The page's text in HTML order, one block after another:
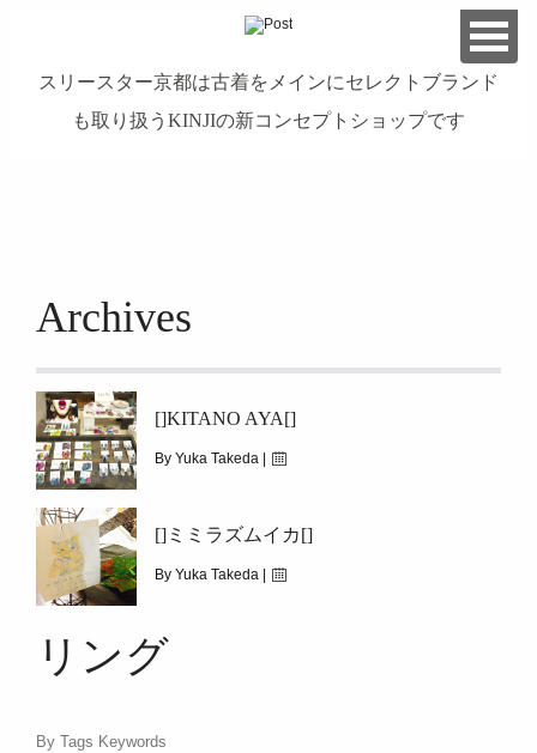
スリースター京都は古着をメインにセレクトブランド
も取り扱うKINJIの新コンセプトショップです
Archives
[]KITANO AYA[]
By Yuka Takeda |
|
10116
[]kitano Aya[]
[]ミミラズムイカ[]
By Yuka Takeda |
|
リング
By Tags Keywords